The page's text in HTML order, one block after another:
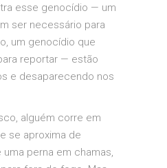
esse genocídio — um
ser necessário para
um genocídio que
reportar — estão
e desaparecendo nos
alguém corre em
se aproxima de
uma perna em chamas,